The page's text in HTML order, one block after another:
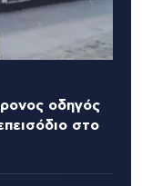
οδηγός
στο